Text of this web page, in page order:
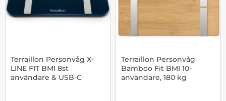
Terraillon Personvåg X-
LINE FIT BMI 8st
användare & USB-C
Terraillon Personvåg
Bamboo Fit BMI 10-
användare, 180 kg